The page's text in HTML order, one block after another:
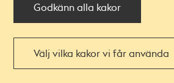
Godkänn alla kakor
Välj vilka kakor vi får använda